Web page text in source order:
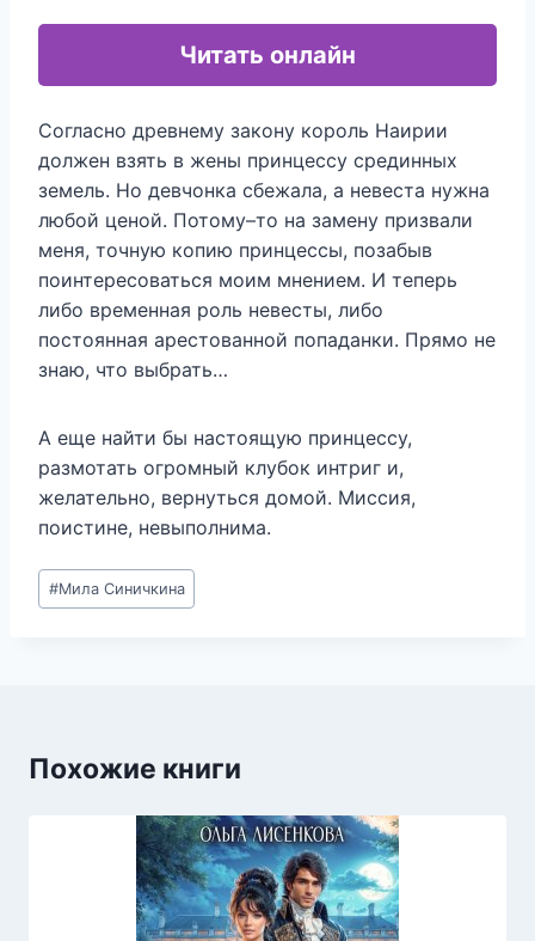
Читать онлайн
Согласно древнему закону король Наирии
должен взять в жены принцессу срединных
земель. Но девчонка сбежала, а невеста нужна
любой ценой. Потому–то на замену призвали
меня, точную копию принцессы, позабыв
поинтересоваться моим мнением. И теперь
либо временная роль невесты, либо
постоянная арестованной попаданки. Прямо не
знаю, что выбрать…
А еще найти бы настоящую принцессу,
размотать огромный клубок интриг и,
желательно, вернуться домой. Миссия,
поистине, невыполнима.
Метки
записи:
#Мила Синичкина
Похожие книги